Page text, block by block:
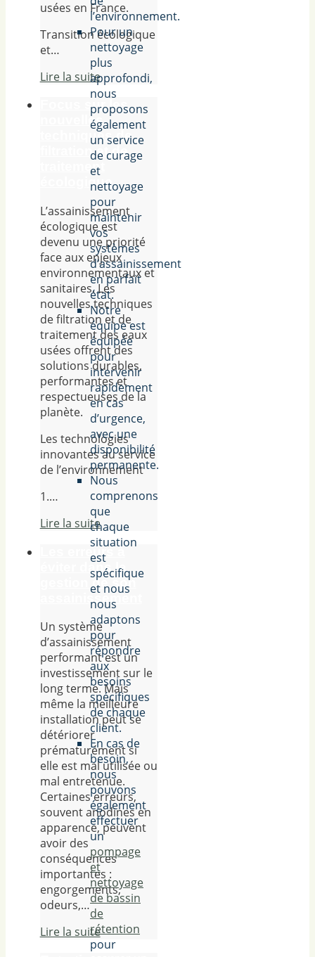
usées en France.
Transition écologique
et…
Lire la suite
Focus sur les
nouvelles
techniques de
filtration et de
traitement
écologique
L’assainissement
écologique est
devenu une priorité
face aux enjeux
environnementaux et
sanitaires. Les
nouvelles techniques
de filtration et de
traitement des eaux
usées offrent des
solutions durables,
performantes et
respectueuses de la
planète.
Les technologies
innovantes au service
de l’environnement
1.…
Lire la suite
Les erreurs à
éviter dans la
gestion de son
assainissement
Un système
d’assainissement
performant est un
investissement sur le
long terme. Mais
même la meilleure
installation peut se
détériorer
prématurément si
elle est mal utilisée ou
mal entretenue.
Certaines erreurs,
souvent anodines en
apparence, peuvent
avoir des
conséquences
importantes :
engorgements,
odeurs,…
Lire la suite
l’environnement.
Pour un
nettoyage
plus
approfondi,
nous
proposons
également
un service
de curage
et
nettoyage
pour
maintenir
vos
systèmes
d’assainissement
en parfait
état.
Notre
équipe est
équipée
pour
intervenir
rapidement
en cas
d’urgence,
avec une
disponibilité
permanente.
Nous
comprenons
que
chaque
situation
est
spécifique
et nous
nous
adaptons
pour
répondre
aux
besoins
spécifiques
de chaque
client.
En cas de
besoin,
nous
pouvons
également
effectuer
un
pompage
et
nettoyage
de bassin
de
rétention
pour